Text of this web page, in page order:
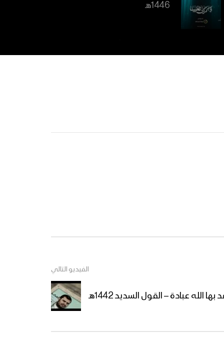
1446هـ
المنبر 1446هـ
كليب حيٌّ يا حسين – فرقة
الفيديو التالي
الله عبادة – القول السديد 1442هـ